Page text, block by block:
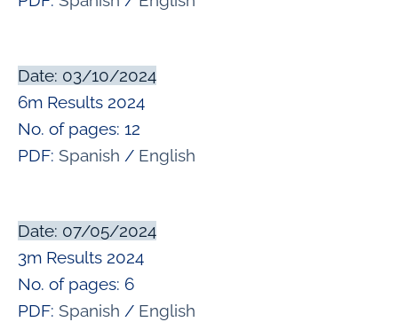
Date: 03/10/2024
6m Results 2024
No. of pages: 12
PDF: Spanish / English
Date: 07/05/2024
3m Results 2024
No. of pages: 6
PDF: Spanish / English